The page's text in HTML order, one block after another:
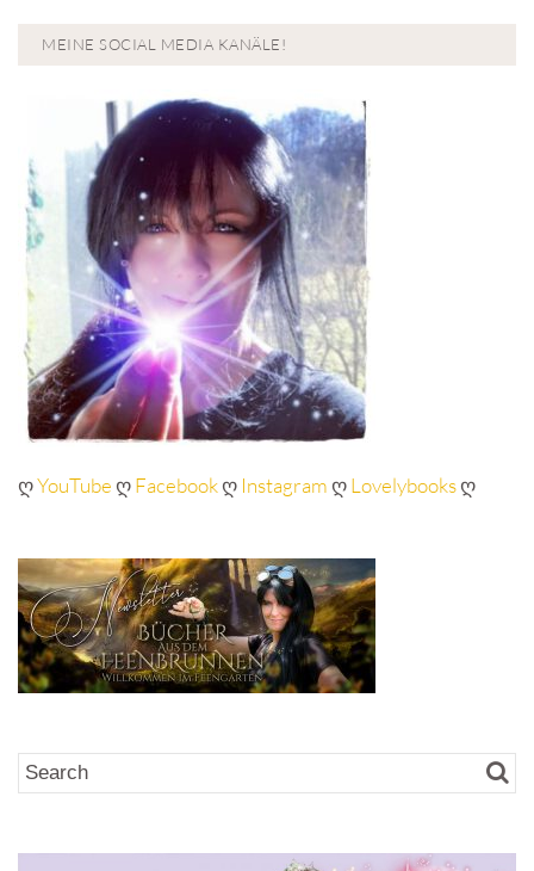
MEINE SOCIAL MEDIA KANÄLE!
ღYouTubeღFacebookღ InstagramღLovelybooksღ